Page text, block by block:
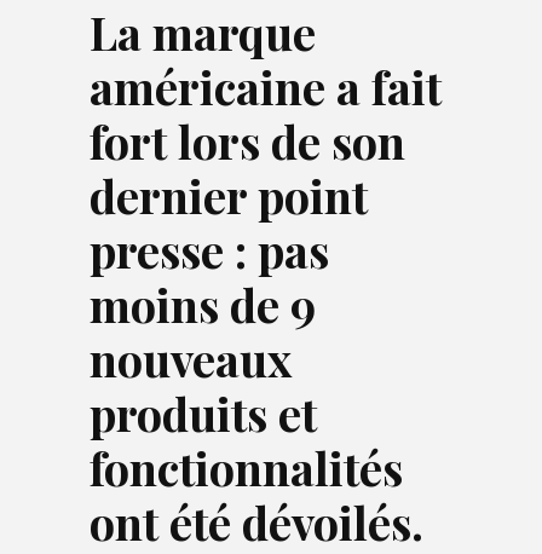
La marque
américaine a fait
fort lors de son
dernier point
presse : pas
moins de 9
nouveaux
produits et
fonctionnalités
ont été dévoilés.